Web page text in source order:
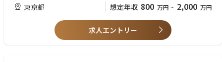
■尚可
・金融業界での富裕層営業の経験。
・CFP、日商簿記2級以上、宅建士等の有資格者。
・富裕層ビジネスを得意としている方。
東京都 想定年収 800 万円 ~ 2,000 万円
求人エントリー